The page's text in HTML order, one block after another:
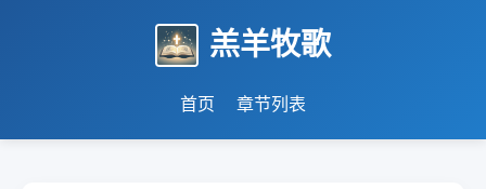
羔羊牧歌
首页 章节列表